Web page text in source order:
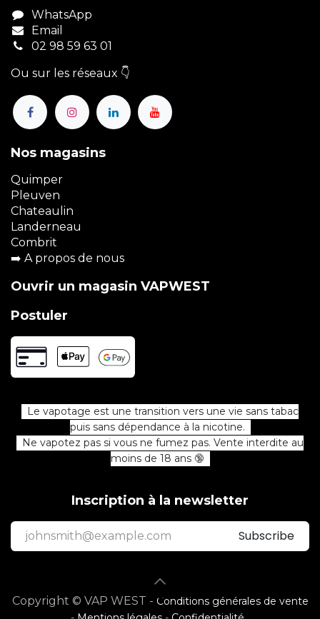
WhatsApp
Email
02 98 59 63 01
Ou sur les réseaux 👇
Nos magasins
Quimper
Pleuven
Chateaulin
Landerneau
Combrit
➡️ A propos de nous
Ouvrir un magasin VAPWEST
Postuler
Le vapotage est une transition vers une vie sans tabac
puis sans dépendance à la nicotine.
Ne vapotez pas si vous ne fumez pas. Vente interdite au
moins de 18 ans 🔞
Inscription à la newsletter
Subscribe
Copyright © VAP WEST - Conditions générales de vente